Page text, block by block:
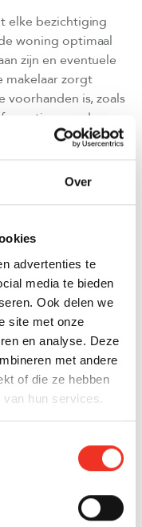
Over
advertenties te
media te bieden
Ook delen we
site met onze
en analyse. Deze
met andere
of die ze hebben
hun services.
elke bezichtiging
woning optimaal
zijn en eventuele
makelaar zorgt
is, zoals
over de
wordt niet alleen
over de
Een goede
van bezoekers
tussen
een
mee.
OVER DE
WONING?
namens
beste
aspecten zoals
en